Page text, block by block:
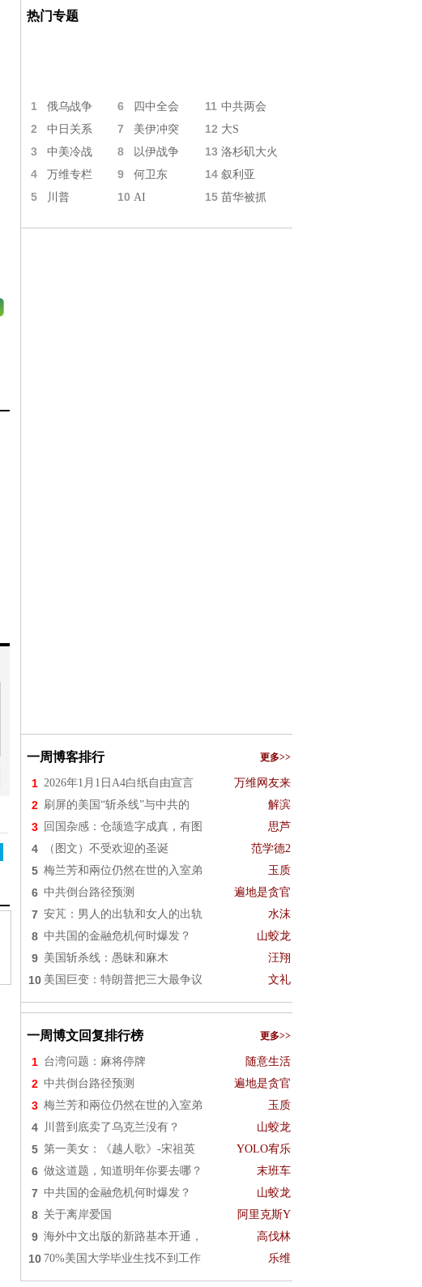
热门专题
1 俄乌战争 6 四中全会 11 中共两会
2 中日关系 7 美伊冲突 12 大S
3 中美冷战 8 以伊战争 13 洛杉矶大火
4 万维专栏 9 何卫东 14 叙利亚
5 川普 10 AI 15 苗华被抓
一周博客排行 更多>>
1 2026年1月1日A4白纸自由宣言 万维网友来
2 刷屏的美国“斩杀线”与中共的 解滨
3 回国杂感：仓颉造字成真，有图 思芦
4 （图文）不受欢迎的圣诞 范学德2
5 梅兰芳和兩位仍然在世的入室弟 玉质
6 中共倒台路径预测 遍地是贪官
7 安芃：男人的出轨和女人的出轨 水沫
8 中共国的金融危机何时爆发？ 山蛟龙
9 美国斩杀线：愚昧和麻木 汪翔
10 美国巨变：特朗普把三大最争议 文礼
一周博文回复排行榜 更多>>
1 台湾问题：麻将停牌 随意生活
2 中共倒台路径预测 遍地是贪官
3 梅兰芳和兩位仍然在世的入室弟 玉质
4 川普到底卖了乌克兰没有？ 山蛟龙
5 第一美女：《越人歌》-宋祖英 YOLO宥乐
6 做这道题，知道明年你要去哪？ 末班车
7 中共国的金融危机何时爆发？ 山蛟龙
8 关于离岸爱国 阿里克斯Y
9 海外中文出版的新路基本开通， 高伐林
10 70%美国大学毕业生找不到工作 乐维